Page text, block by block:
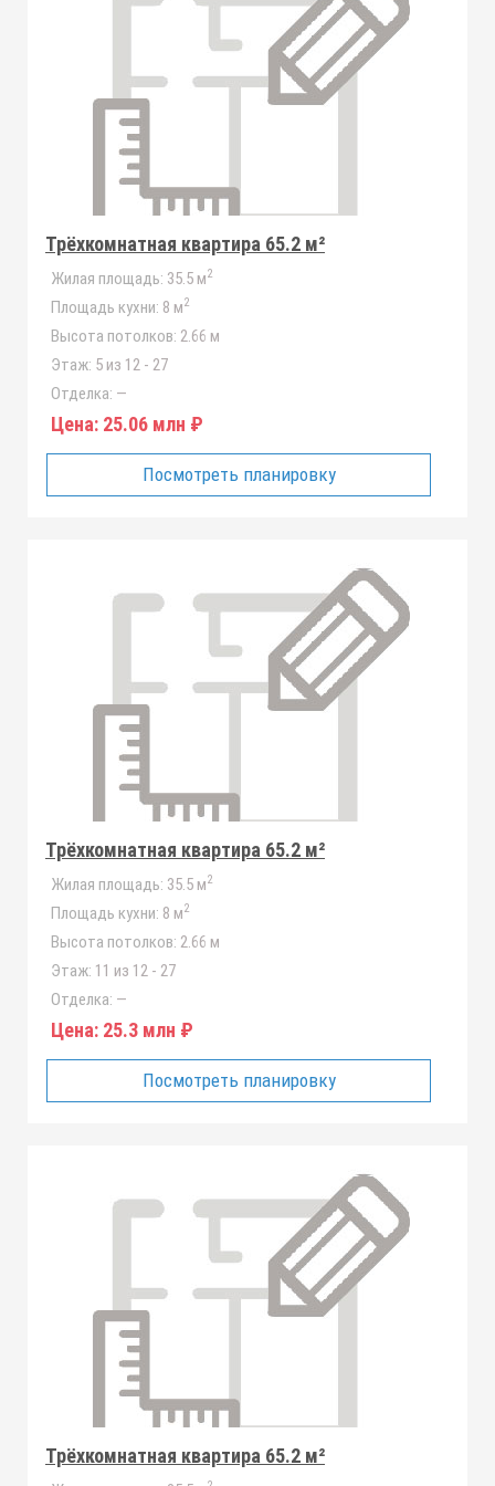
Трёхкомнатная квартира 65.2 м²
Жилая площадь: 35.5 м2
Площадь кухни: 8 м2
Высота потолков: 2.66 м
Этаж: 5 из 12 - 27
Отделка: —
Цена: 25.06 млн ₽
Посмотреть планировку
Трёхкомнатная квартира 65.2 м²
Жилая площадь: 35.5 м2
Площадь кухни: 8 м2
Высота потолков: 2.66 м
Этаж: 11 из 12 - 27
Отделка: —
Цена: 25.3 млн ₽
Посмотреть планировку
Трёхкомнатная квартира 65.2 м²